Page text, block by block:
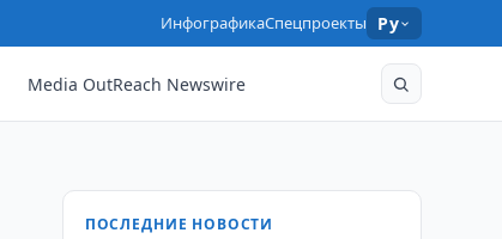
ИнфографикаСпецпроекты Ру
Media OutReach Newswire
ПОСЛЕДНИЕ НОВОСТИ